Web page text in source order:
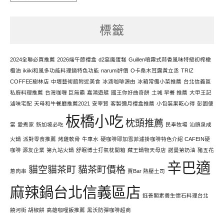
標籤
2024全聯必買推薦 2026端午節禮盒 d2惡魔蛋糕 Guillen噴霧式蒜香風味特級初榨橄
欖油 ikiiki和風多功能料理鍋特色功能 narumi評價 O卡桑木耳露黃立丞 TRIZ
COFFEE樹林店 中壢藝術館附近美食 冰滴咖啡源由 冰箱常備小菜推薦 台北信義區
私廚料理推薦 台灣咖喱 巨無霸 嘉鴻遊艇 國王你好曲奇餅 土城 早餐 推薦 大甲王記
滷味宅配 天母和牛餐廳推薦2021 安宰賢 客製彌月禮盒推薦 小包裝果乾心得 彭園便
當 愛煮家 新加坡必吃 板橋小吃枕頭推薦 民奉牧場 汕頭泉成
火鍋 派對零食推薦 烤雞軟骨 牛車水 硬咖啡耶加雪菲濾掛咖啡特色介紹 CAFEIN硬
咖啡 源友企業 第九站火鍋 舒眠博士打氣枕開箱 藏王鍋物天母店 諾曼第奶油 豬五花
蔥肉串 貓空貓茶町貓茶町價格 賈Bar 熱壓土司 辛巴適
麻辣鍋台北信義區店 鈺善閣素養生懷石料理台北
饒河街 胡椒餅 高雄咖哩飯推薦 黑沃防彈咖啡超商